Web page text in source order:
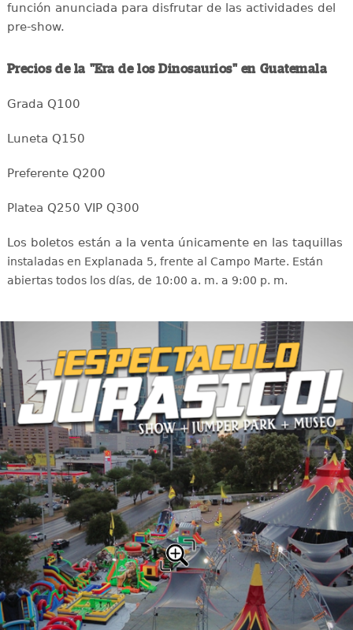
función anunciada para disfrutar de las actividades del
pre-show.
Precios de la "Era de los Dinosaurios" en Guatemala
Grada Q100
Luneta Q150
Preferente Q200
Platea Q250 VIP Q300
Los boletos están a la venta únicamente en las taquillas
instaladas en Explanada 5, frente al Campo Marte. Están
abiertas todos los días, de 10:00 a. m. a 9:00 p. m.